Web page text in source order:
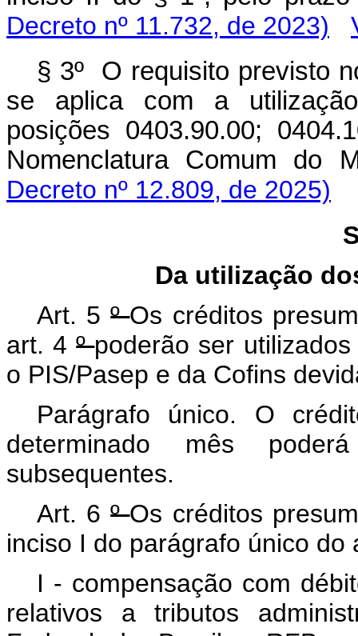
Decreto nº 11.732, de 2023)
§ 3º O requisito previsto
se aplica com a
posições 0403.90.00;
Nomenclatura Comum
Decreto nº 12.809, de 2025)
Da utilização
Art. 5ºOs créditos
art.4ºpoderão ser
o PIS/Pasep e da Cofins
Parágrafo único. O
determinado mês
subsequentes.
Art. 6ºOs créditos
inciso I do parágrafo único do
I - compensação com
relativos a tributos